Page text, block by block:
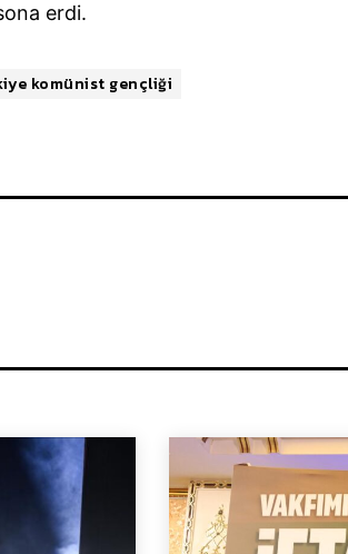
erdi.
komünist gençliği